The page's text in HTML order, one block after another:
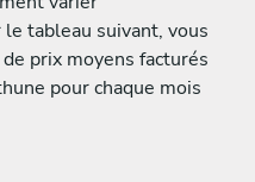
tableau suivant, vous
prix moyens facturés
pour chaque mois